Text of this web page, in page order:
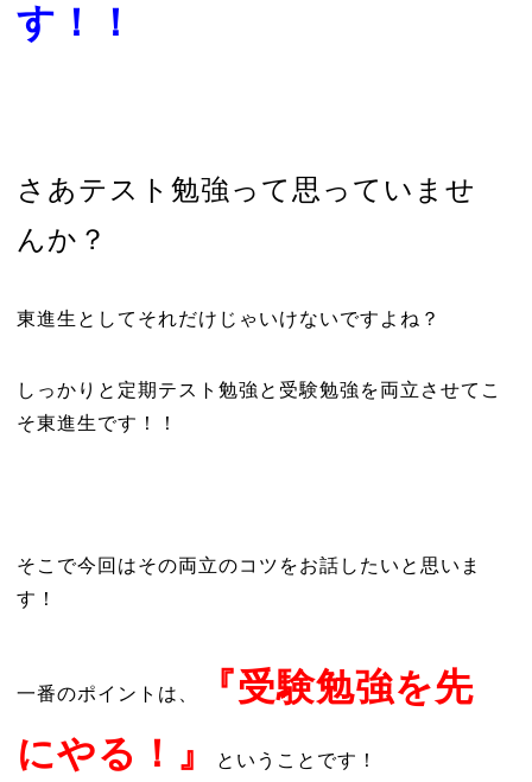
す！！
さあテスト勉強って思っていませ
んか？
東進生としてそれだけじゃいけないですよね？
しっかりと定期テスト勉強と受験勉強を両立させてこ
そ東進生です！！
そこで今回はその両立のコツをお話したいと思いま
す！
一番のポイントは、
『受験勉強を先
にやる！』
ということです！